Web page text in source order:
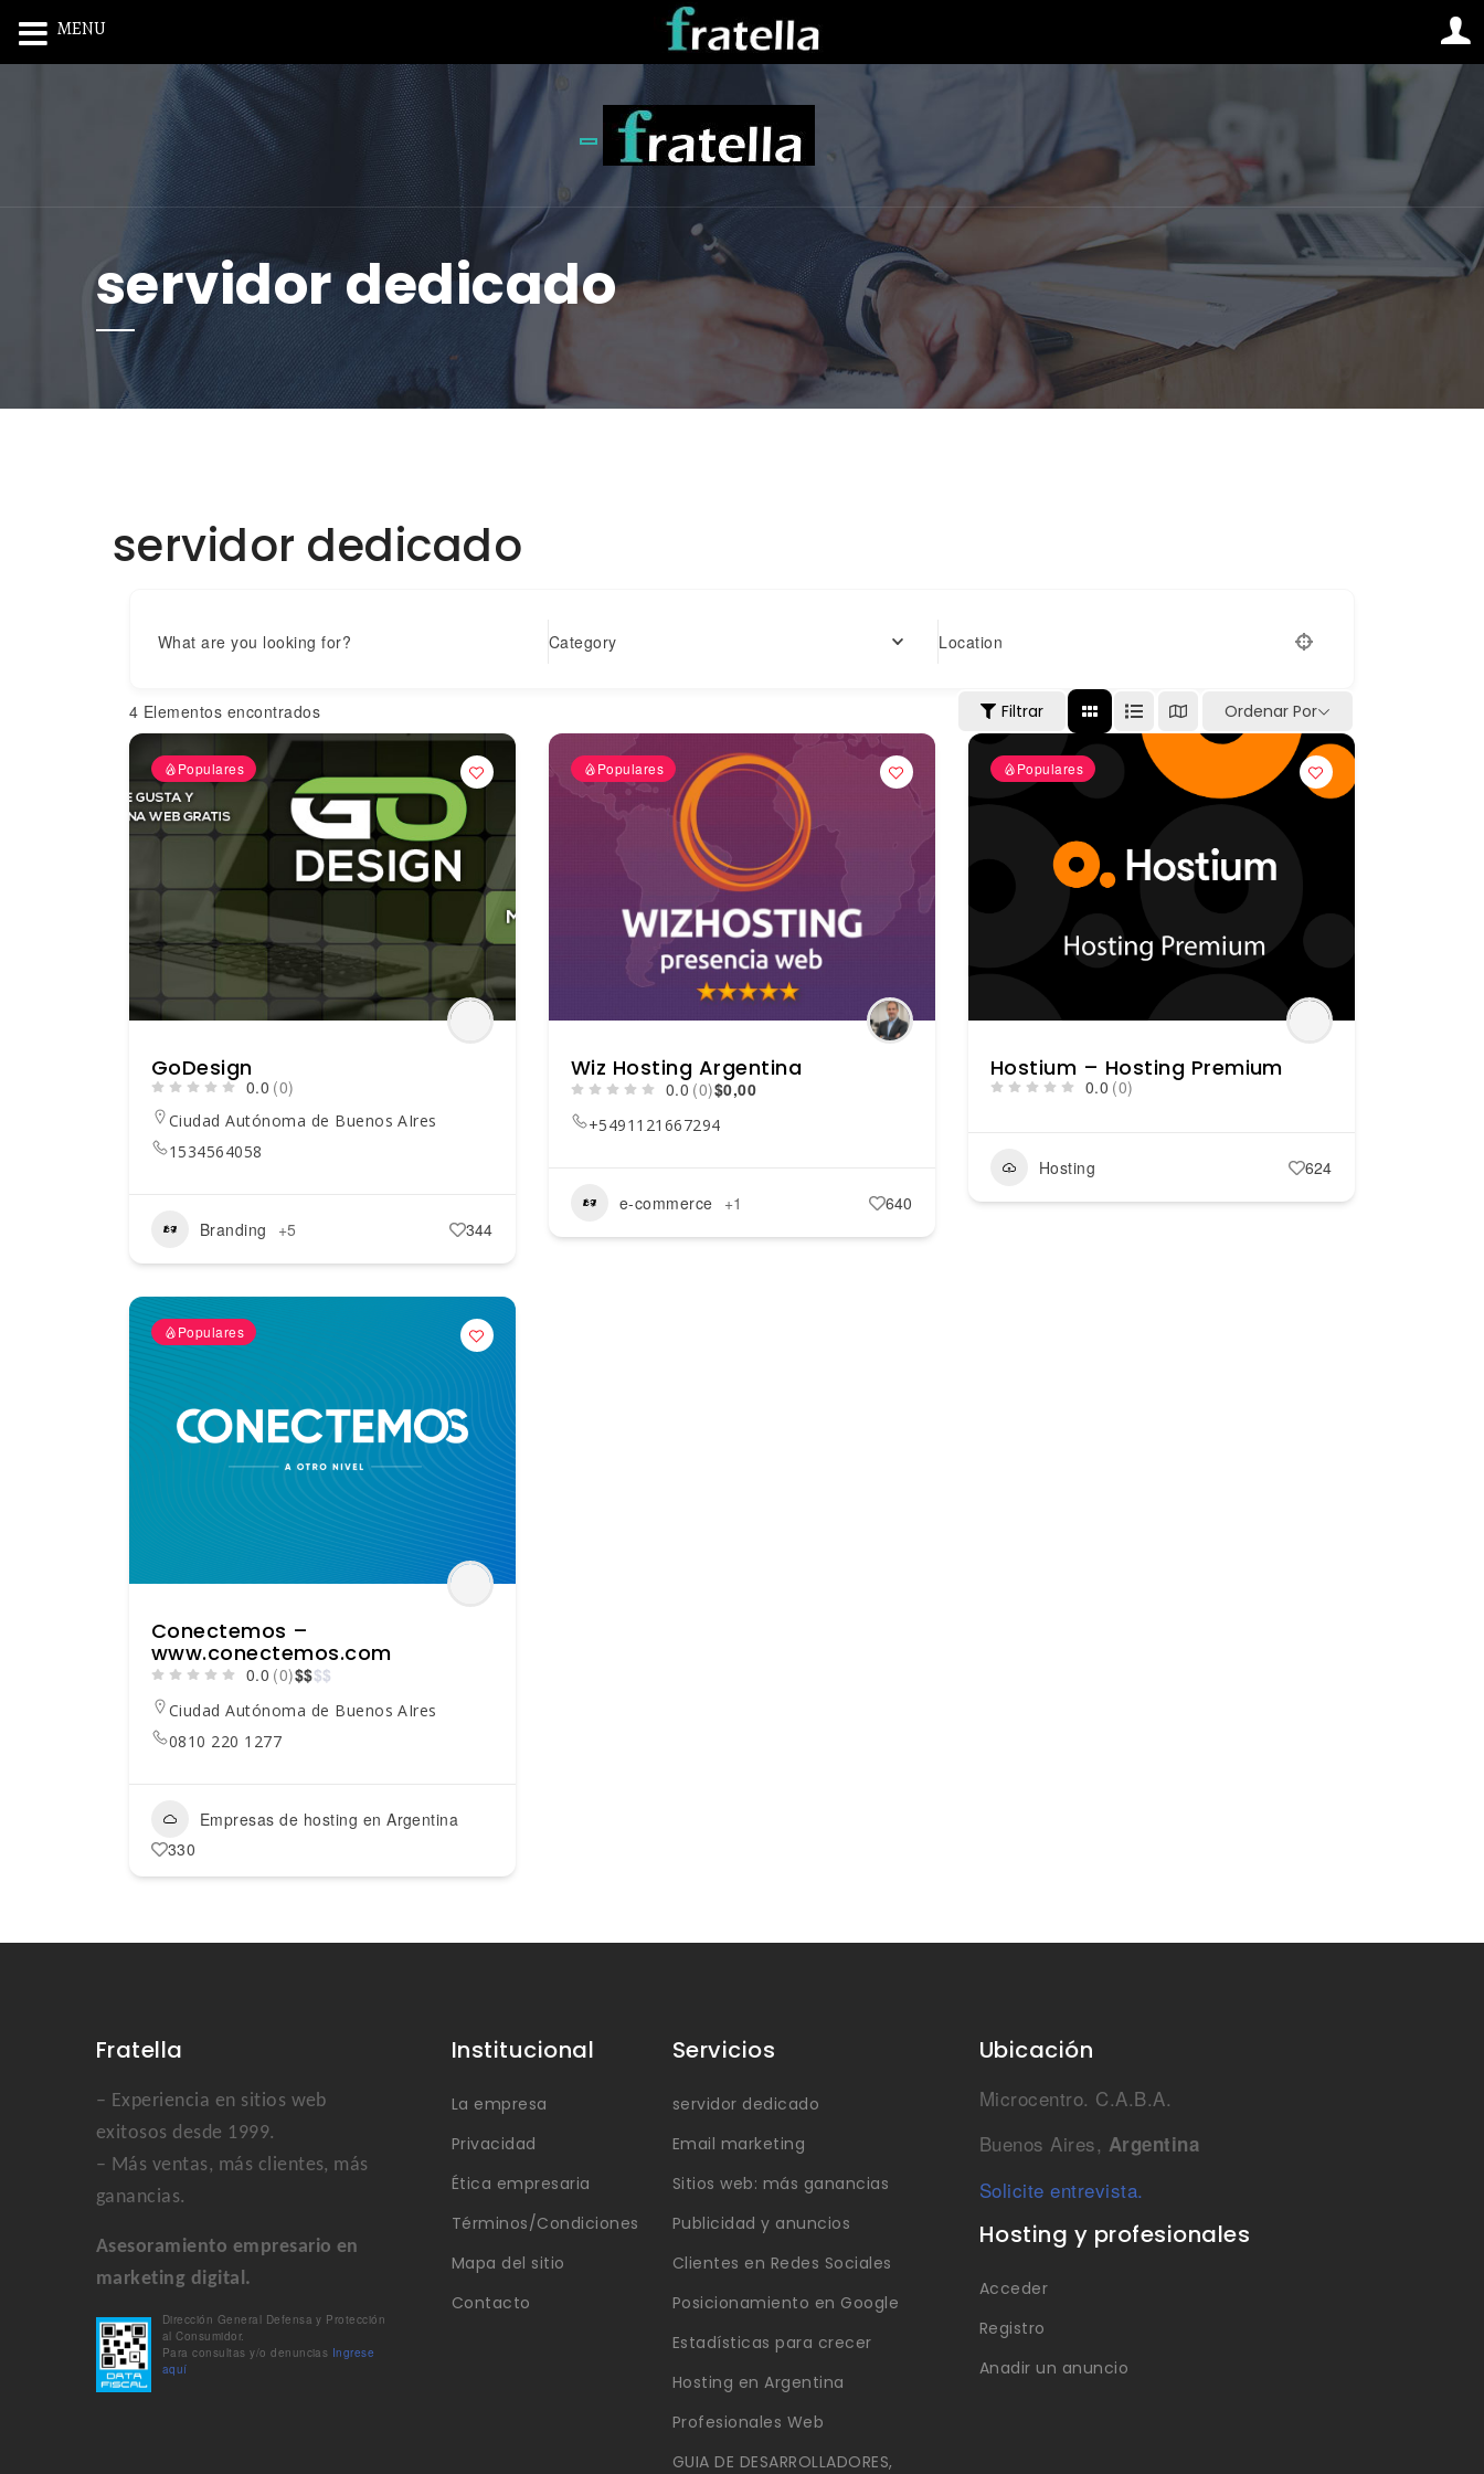
Toggle navigation
servidor dedicado
servidor dedicado
What are you looking for? Category Location
4 Elementos encontrados Filtrar Ordenar Por
Populares
GoDesign
0.0 (0)
Ciudad Autónoma de Buenos AIres
1534564058
Branding +5 344
Populares
Wiz Hosting Argentina
0.0 (0)$0,00
+5491121667294
e-commerce +1 640
Populares
Hostium – Hosting Premium
0.0 (0)
Hosting 624
Populares
Conectemos –
www.conectemos.com
0.0 (0)$$$$
Ciudad Autónoma de Buenos AIres
0810 220 1277
Empresas de hosting en Argentina
330
Fratella
– Experiencia en sitios web
exitosos desde 1999.
– Más ventas, más clientes, más
ganancias.
Asesoramiento empresario en
marketing digital.
Dirección General Defensa y Protección
al Consumidor.
Para consultas y/o denuncias Ingrese
aquí
Institucional
La empresa
Privacidad
Ética empresaria
Términos/Condiciones
Mapa del sitio
Contacto
Servicios
servidor dedicado
Email marketing
Sitios web: más ganancias
Publicidad y anuncios
Clientes en Redes Sociales
Posicionamiento en Google
Estadísticas para crecer
Hosting en Argentina
Profesionales Web
GUIA DE DESARROLLADORES,
Ubicación
Microcentro. C.A.B.A.
Buenos Aires, Argentina
Solicite entrevista.
Hosting y profesionales
Acceder
Registro
Anadir un anuncio
MENU